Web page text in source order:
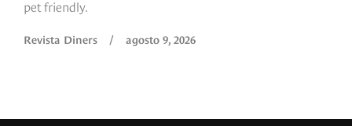
pet friendly.
Revista Diners / agosto 9, 2026